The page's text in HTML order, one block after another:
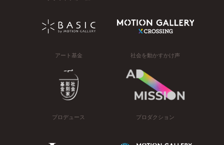
アート基金 社会を動かすかけ声
プロデュース プロダクション